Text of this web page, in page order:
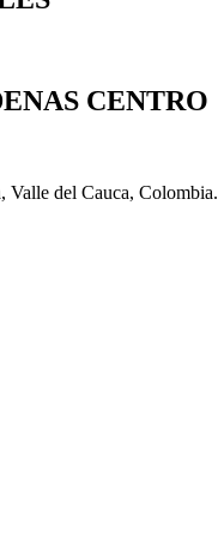
CENTRO
Valle del Cauca, Colombia.